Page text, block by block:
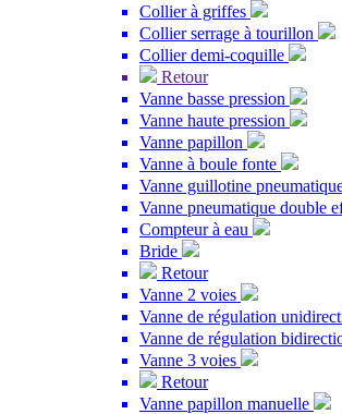
Collier à griffes
Collier serrage à tourillon
Collier demi-coquille
Retour
Vanne basse pression
Vanne haute pression
Vanne papillon
Vanne à boule fonte
Vanne guillotine
Vanne pneumatique double
Compteur à eau
Bride
Retour
Vanne 2 voies
Vanne de régulation
Vanne de régulation
Vanne 3 voies
Retour
Vanne papillon manuelle